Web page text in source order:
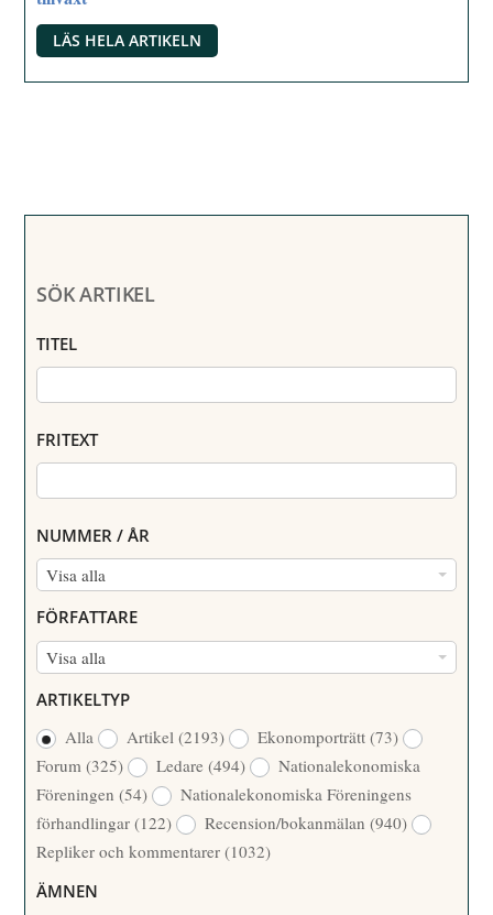
LÄS HELA ARTIKELN
SÖK ARTIKEL
TITEL
FRITEXT
NUMMER / ÅR
Visa alla
N
M
M
/
Å
R
FÖRFATTARE
Visa alla
R
F
A
T
T
A
R
ARTIKELTYP
Alla
Artikel(2193) Ekonomporträtt(73)
Forum(325) Ledare(494)
Nationalekonomiska
Föreningen(54)
Nationalekonomiska Föreningens
förhandlingar(122) Recension/bokanmälan(940)
Repliker och kommentarer(1032)
ÄMNEN